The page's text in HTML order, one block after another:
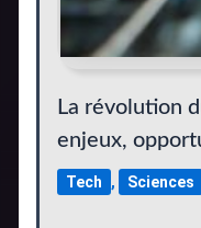
La révolution
enjeux,
Tech , Sciences